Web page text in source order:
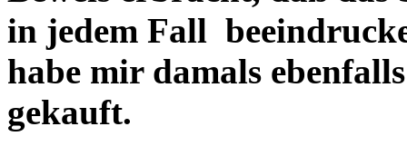
in jedem Fall
habe mir damals
gekauft.